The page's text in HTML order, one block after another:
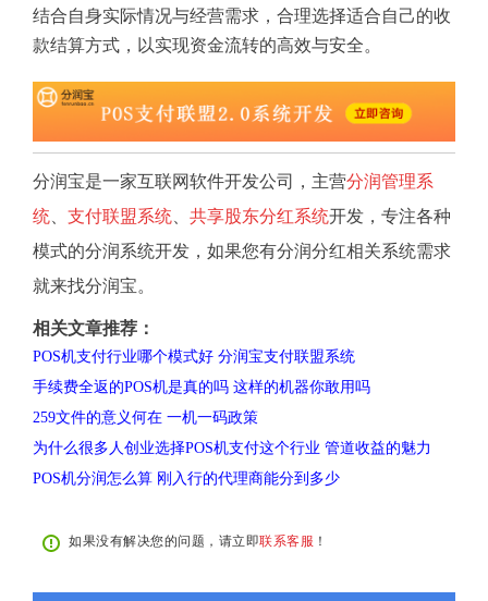
结合自身实际情况与经营需求，合理选择适合自己的收
款结算方式，以实现资金流转的高效与安全。
分润宝是一家互联网软件开发公司，主营分润管理系
统
支付联盟系统 共享股东分红系统开发，专注各种
模式的分润系统开发，如果您有分润分红相关系统需求
就来找分润宝。
相关文章推荐：
POS机支付行业哪个模式好 分润宝支付联盟系统
手续费全返的POS机是真的吗 这样的机器你敢用吗
259文件的意义何在 一机一码政策
为什么很多人创业选择POS机支付这个行业 管道收益的魅力
POS机分润怎么算 刚入行的代理商能分到多少
如果没有解决您的问题，请立即联系客服 ！